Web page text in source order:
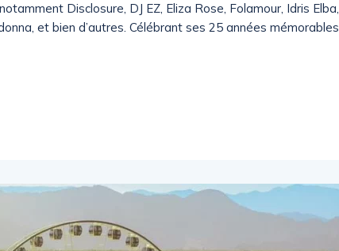
Disclosure, DJ EZ, Eliza Rose, Folamour, Idris Elba,
et bien d’autres. Célébrant ses 25 années mémorables